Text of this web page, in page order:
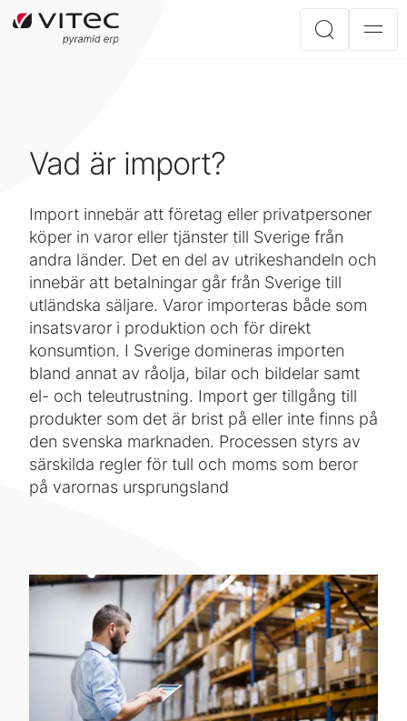
Vad är import?
Import innebär att företag eller privatpersoner
köper in varor eller tjänster till Sverige från
andra länder. Det en del av utrikeshandeln och
innebär att betalningar går från Sverige till
utländska säljare. Varor importeras både som
insatsvaror i produktion och för direkt
konsumtion. I Sverige domineras importen
bland annat av råolja, bilar och bildelar samt
el- och teleutrustning. Import ger tillgång till
produkter som det är brist på eller inte finns på
den svenska marknaden. Processen styrs av
särskilda regler för tull och moms som beror
på varornas ursprungsland